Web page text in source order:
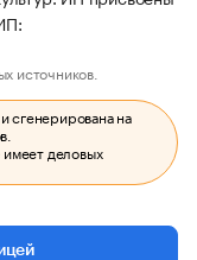
источников.
сгенерирована на
имеет деловых